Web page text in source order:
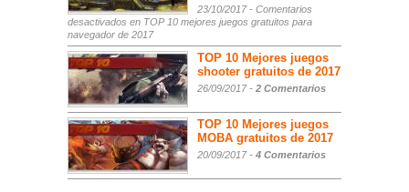
23/10/2017 - Comentarios
desactivados en TOP 10 mejores juegos gratuitos para
navegador de 2017
TOP 10 Mejores juegos
shooter gratuitos de 2017
26/09/2017 - 2 Comentarios
TOP 10 Mejores juegos
MOBA gratuitos de 2017
20/09/2017 - 4 Comentarios